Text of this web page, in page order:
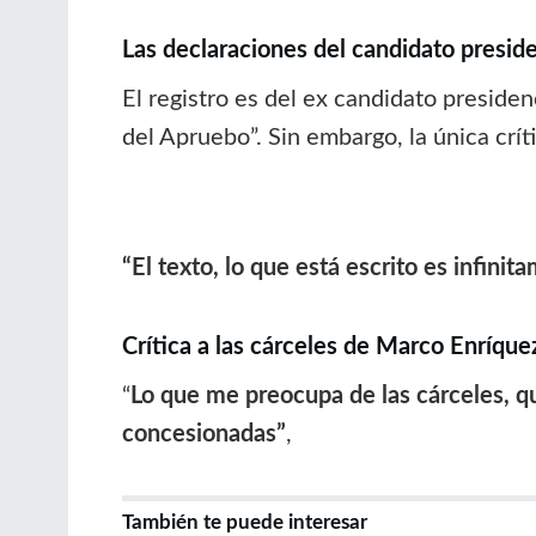
Las declaraciones del candidato
El registro es del ex candidato
del Apruebo”. Sin embargo, la única
“El texto, lo que está escrito es
Crítica a las cárceles de Marco
“ Lo que me preocupa de las cárceles,
concesionadas”,
También te puede interesar